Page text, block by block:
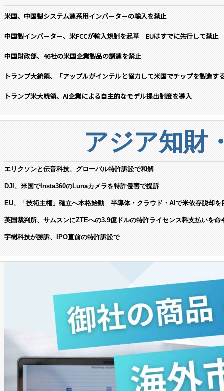
米国、中国製システム連系用インバーターの輸入を禁止
中国製インバーター、米FCCが輸入規制を起草 EUはすでに先行して禁止
中国財政部、46社の米国企業製品の調達を禁止
トランプ大統領、「アップルがインテルと協力して米国でチップを製造す
トランプ米大統領、AI企業による自主的なモデル提出制度を導入
アジア知財
エリクソンと伝音科技、グローバル特許訴訟で和解
DJI、米国でInsta360のLunaカメラを特許侵害で提訴
EU、「技術主権」確立へ本格始動 半導体・クラウド・AIで米依存脱却を
英国裁判所、サムスンにZTEへの3.9億ドルの特許ライセンス料支払いを命
宇樹科技が勝訴、IPO直前の特許訴訟で